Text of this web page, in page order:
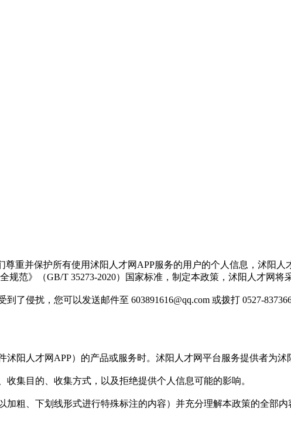
重并保护所有使用沭阳人才网APP服务的用户的个人信息，沭阳
范》（GB/T 35273-2020）国家标准，制定本政策，沭阳人才网将
了侵扰，您可以发送邮件至 603891616@qq.com 或拨打 0527-
阳人才网APP）的产品或服务时。沭阳人才网平台服务提供者为沭
集目的、收集方式，以及拒绝提供个人信息可能的影响。
粗、下划线形式进行特殊标注的内容）并充分理解本政策的全部内